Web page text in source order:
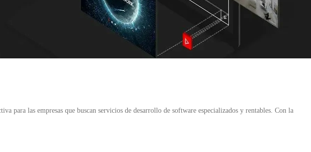
para las empresas que buscan servicios de desarrollo de software especializados y rentables. Con la